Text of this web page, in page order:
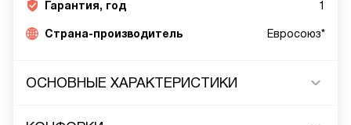
Гарантия, год 1
Страна-производитель Евросоюз*
ОСНОВНЫЕ ХАРАКТЕРИСТИКИ